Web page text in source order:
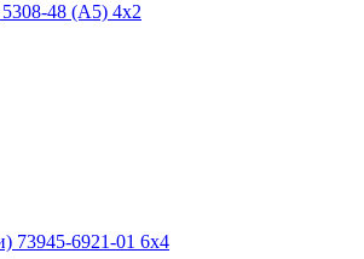
48 (A5) 4x2
6921-01 6x4